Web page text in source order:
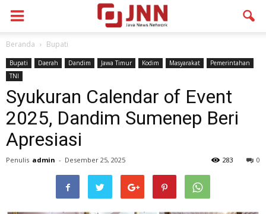
Beranda Bupati
Bupati Daerah Dandim Jawa Timur Kodim Masyarakat
Pemerintahan
TNI
Syukuran Calendar of Event
2025, Dandim Sumenep Beri
Apresiasi
Penulis admin - Desember 25, 2025 0
283